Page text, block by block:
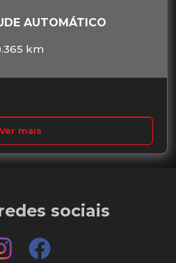
AUTOMÁTICO
km
Ver mais
sociais